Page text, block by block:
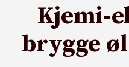
Kjemi-
brygge